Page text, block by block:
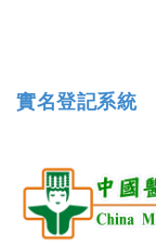
實名登記系統